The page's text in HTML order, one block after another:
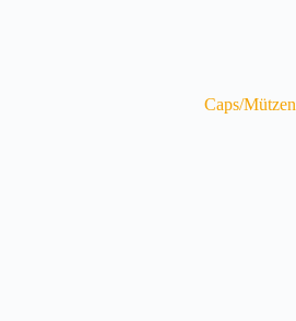
Caps/Mützen